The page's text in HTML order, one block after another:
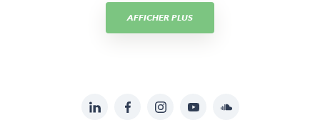
AFFICHER PLUS
LinkedInFacebookInstagramYouTubeSoundcloud